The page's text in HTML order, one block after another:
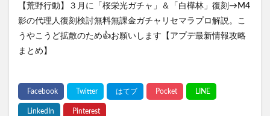
【荒野行動】３月に「桜栄光ガチャ」＆「白樺林」復刻→M4
影の代理人復刻検討無料無課金ガチャリセマラプロ解説。こ
うやこうど拡散のため👍お願いします【アプデ最新情報攻略
まとめ】